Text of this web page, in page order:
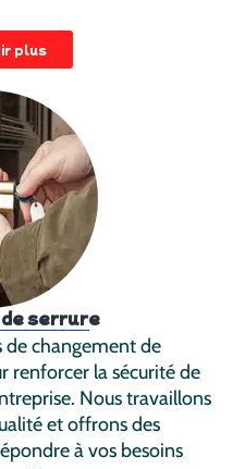
plus
serrure
de changement de
renforcer la sécurité de
Nous travaillons
et offrons des
à vos besoins